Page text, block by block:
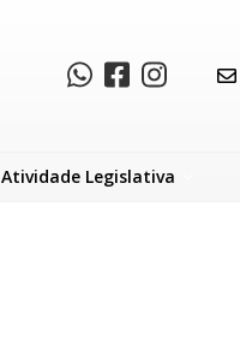
Atividade Legislativa